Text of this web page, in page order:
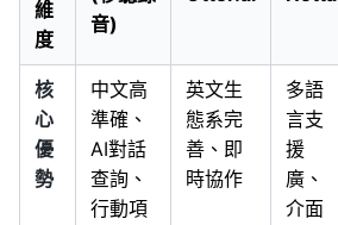
維
度
音)
核
心
優
勢
中文高
準確、
AI對話
查詢、
行動項
英文生
態系完
善、即
時協作
多語
言支
援
廣、
介面